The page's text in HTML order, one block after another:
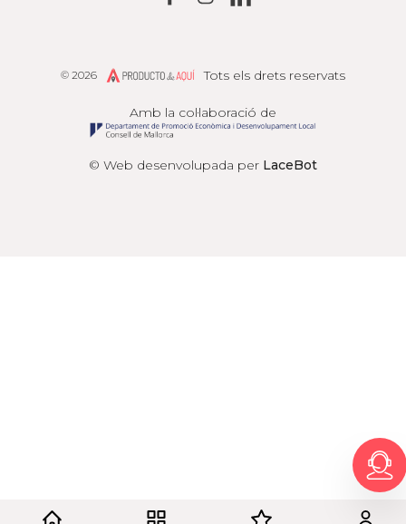
© Web desenvolupada per LaceBot
Amb la col·laboració de
© 2026 Producto de AquíTots els drets reservats